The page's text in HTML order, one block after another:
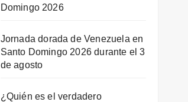
Domingo 2026
Jornada dorada de Venezuela en
Santo Domingo 2026 durante el 3
de agosto
¿Quién es el verdadero